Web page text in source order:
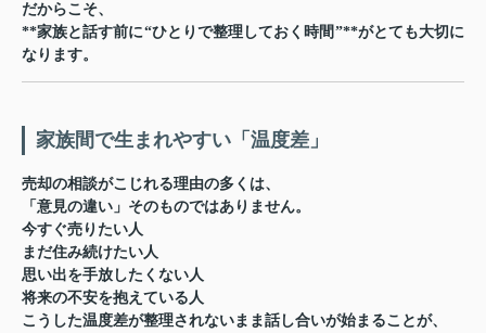
だからこそ、
**家族と話す前に“ひとりで整理しておく時間”**がとても大切に
なります。
家族間で生まれやすい「温度差」
売却の相談がこじれる理由の多くは、
「意見の違い」そのものではありません。
今すぐ売りたい人
まだ住み続けたい人
思い出を手放したくない人
将来の不安を抱えている人
こうした温度差が整理されないまま話し合いが始まることが、